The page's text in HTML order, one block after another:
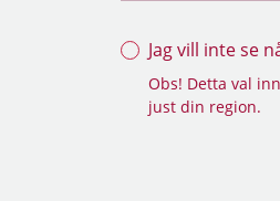
Jag vill inte se
Obs! Detta val
just din region.